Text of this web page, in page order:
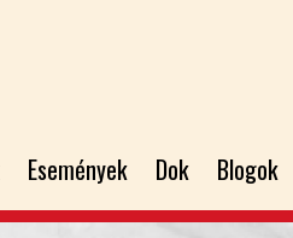
Események Dok Blogok